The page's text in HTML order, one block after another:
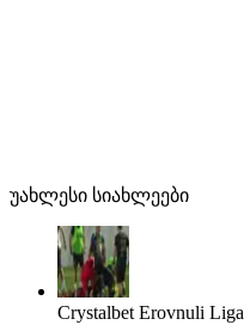
უახლესი სიახლეები
Crystalbet Erovnuli Liga